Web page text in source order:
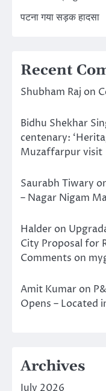
पटना गया सड़क हादसा
Recent
Shubham Raj on
Bidhu Shekhar
centenary:
Muzaffarpur visit
Saurabh Tiwary
– Nagar Nigam
Halder on
City Proposal for
Comments on
Amit Kumar on
Opens – Located
Archives
July 2026